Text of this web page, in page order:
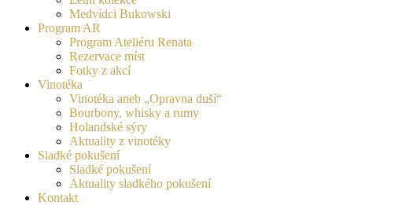
Medvídci Bukowski
Program AR
Program Ateliéru Renata
Rezervace míst
Fotky z akcí
Vinotéka
Vinotéka aneb „Opravna duší“
Bourbony, whisky a rumy
Holandské sýry
Aktuality z vinotéky
Sladké pokušení
Sladké pokušení
Aktuality sladkého pokušení
Kontakt